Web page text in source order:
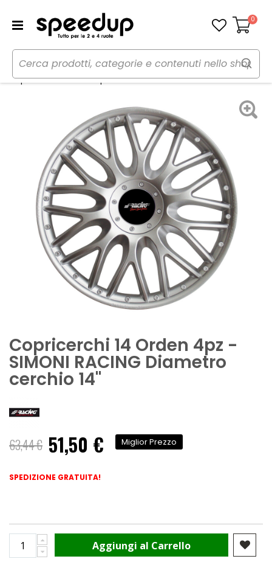
Carrello
0
Home Auto Accessori esterni auto
Copricerchi
Copricerchi 14 Orden 4pz - SIMONI RACING
Copricerchi 14 Orden 4pz -
SIMONI RACING Diametro
cerchio 14"
63,44 € Prezzo
speciale
51,50 € Miglior Prezzo
SPEDIZIONE GRATUITA!
Aggiungi al Carrello